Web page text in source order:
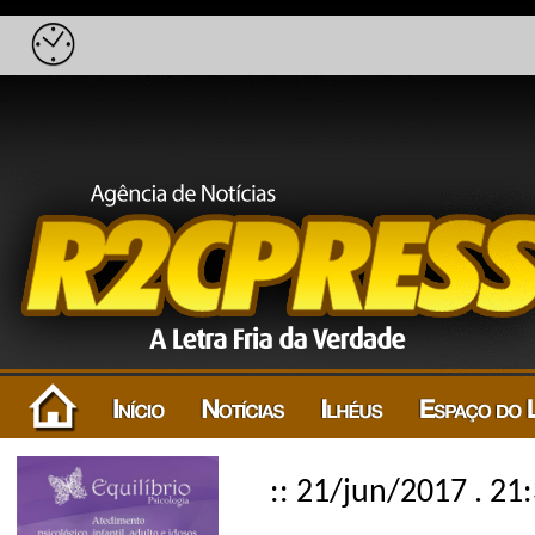
:: 21/jun/2017 .